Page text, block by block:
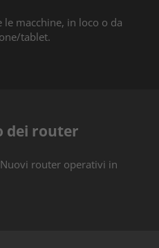
macchine, in loco o da
tablet.
dei router
router operativi in